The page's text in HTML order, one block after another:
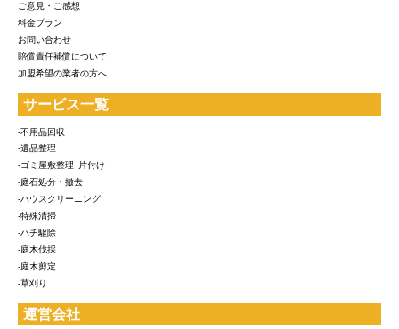
ご意見・ご感想
料金プラン
お問い合わせ
賠償責任補償について
加盟希望の業者の方へ
サービス一覧
-不用品回収
-遺品整理
-ゴミ屋敷整理･片付け
-庭石処分・撤去
-ハウスクリーニング
-特殊清掃
-ハチ駆除
-庭木伐採
-庭木剪定
-草刈り
運営会社